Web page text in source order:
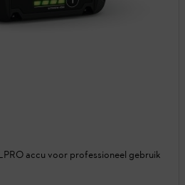
accu voor professioneel gebruik